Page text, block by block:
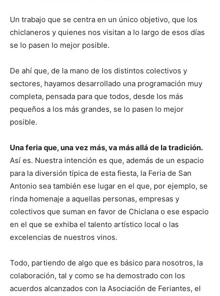
Un trabajo que se centra en un único objetivo, que los
chiclaneros y quienes nos visitan a lo largo de esos días
se lo pasen lo mejor posible.
De ahí que, de la mano de los distintos colectivos y
sectores, hayamos desarrollado una programación muy
completa, pensada para que todos, desde los más
pequeños a los más grandes, se lo pasen lo mejor
posible.
Una feria que, una vez más, va más allá de la tradición.
Así es. Nuestra intención es que, además de un espacio
para la diversión típica de esta fiesta, la Feria de San
Antonio sea también ese lugar en el que, por ejemplo, se
rinda homenaje a aquellas personas, empresas y
colectivos que suman en favor de Chiclana o ese espacio
en el que se exhiba el talento artístico local o las
excelencias de nuestros vinos.
Todo, partiendo de algo que es básico para nosotros, la
colaboración, tal y como se ha demostrado con los
acuerdos alcanzados con la Asociación de Feriantes, el